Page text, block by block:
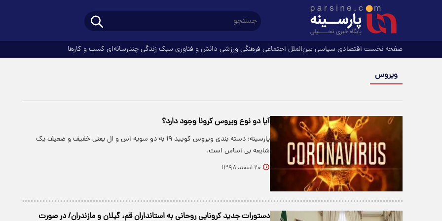
صفحه نخست اقتصادی سیاسی بین‌الملل اجتماعی فرهنگیورزشی دانش و فناوری سبک زندگیچندرسانه‌ای کسب و کارها
ویروس
آیا دو نوع ویروس کرونا وجود دارد؟
پارسینه: دسته بندی ویروس کویید ۱۹ به دو سویه اس و ال یعنی خفیف و ضعیف یک
شایعه بی اساس است.
۲۰ اسفند ۱۳۹۸
دستورات جدید کرونایی روحانی به استانداران قم، گیلان و مازندران/ در صورت